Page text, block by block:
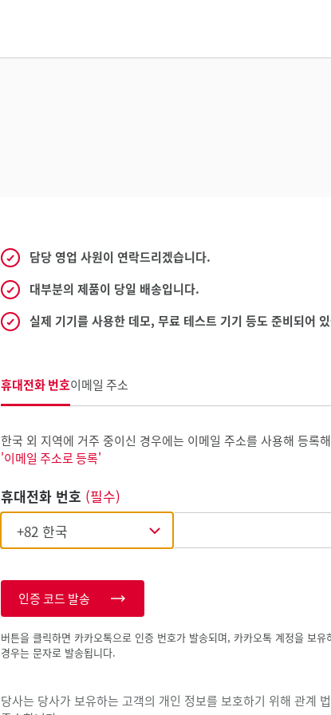
담당 영업 사원이 연락드리겠습니다.
대부분의 제품이 당일 배송입니다.
실제 기기를 사용한 데모, 무료 테스트 기기 등도 준비되어
휴대전화 번호이메일 주소
한국 외 지역에 거주 중이신 경우에는 이메일 주소를 사용해 등록
'이메일 주소로 등록'
휴대전화 번호 (필수)
인증 코드 발송
버튼을 클릭하면 카카오톡으로 인증 번호가 발송되며, 카카오톡 계정을 보유
경우는 문자로 발송됩니다.
당사는 당사가 보유하는 고객의 개인 정보를 보호하기 위해 관계